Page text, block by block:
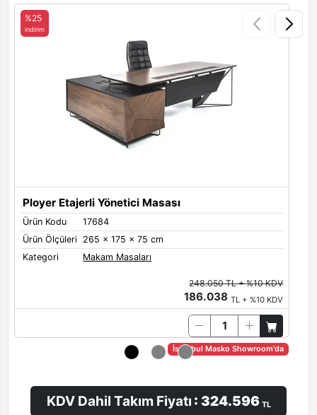
Ployer Etajerli Yönetici Masası
Ürün Kodu
17684
Ürün Ölçüleri 265 x 175 x 75 cm
Kategori
Makam Masaları
%25
indirim
248.050 TL + %10 KDV
186.038TL + %10 KDV
İstanbul Masko Showroom'da
KDV Dahil Takım Fiyatı : 324.596 TL